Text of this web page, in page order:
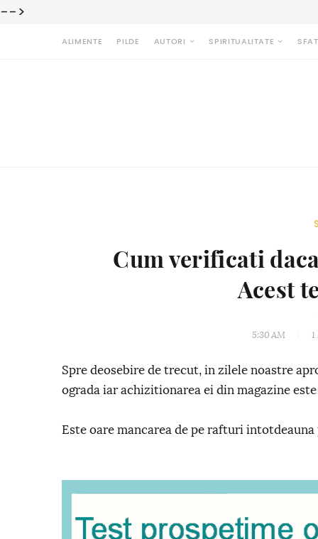
-->
ALIMENTE PILDE AUTORI SPIRITUALITATE
Cum verificati
Acest
5:30 AM
Spre deosebire de trecut, in zilele noastre
ograda iar achizitionarea ei din magazine
Este oare mancarea de pe rafturi intotdeauna